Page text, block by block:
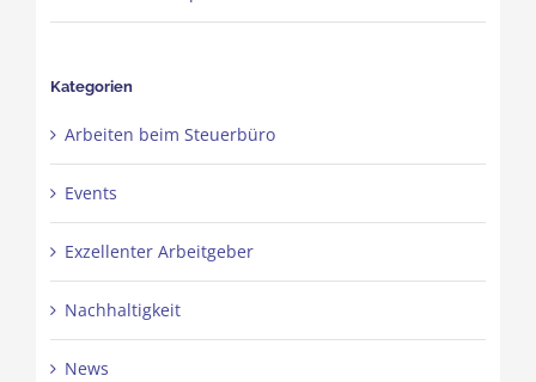
Kategorien
Arbeiten beim Steuerbüro
Events
Exzellenter Arbeitgeber
Nachhaltigkeit
News